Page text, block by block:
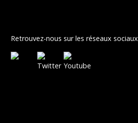
Retrouvez-nous sur les réseaux sociaux